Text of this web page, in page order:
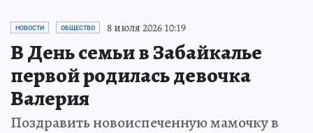
НОВОСТИ ОБЩЕСТВО 8 июля 2026 10:19
В День семьи в Забайкалье
первой родилась девочка
Валерия
Поздравить новоиспеченную мамочку в